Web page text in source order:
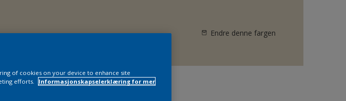
Endre denne fargen
of cookies on your device to enhance site
efforts.
Informasjonskapselerklæring for mer